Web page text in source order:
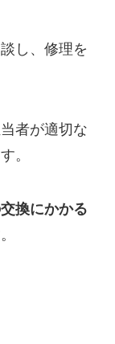
し、修理を
者が適切な
。
換にかかる